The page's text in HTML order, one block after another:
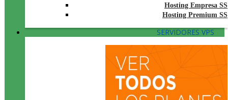
Hosting Empresa
Hosting Premium
SERVIDORES VPS